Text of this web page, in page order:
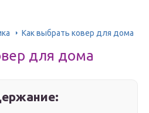
Как выбрать ковер для дома
для дома